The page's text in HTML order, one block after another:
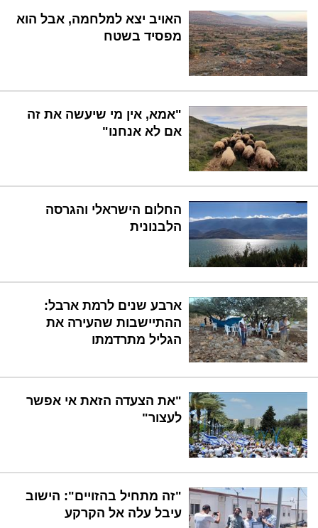
האויב יצא למלחמה, אבל הוא
מפסיד בשטח
"אמא, אין מי שיעשה את זה
אם לא אנחנו"
החלום הישראלי והגרסה
הלבנונית
ארבע שנים לרמת ארבל:
ההתיישבות שהעירה את
הגליל מתרדמתו
"את הצעדה הזאת אי אפשר
לעצור"
"זה מתחיל בהזויים": הישוב
עיבל עלה אל הקרקע